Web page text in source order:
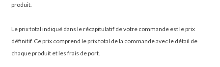
produit.
Le prix total indiqué dans le récapitulatif de votre commande est le prix
définitif. Ce prix comprend le prix total de la commande avec le détail de
chaque produit et les frais de port.